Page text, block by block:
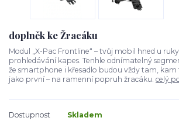
doplněk ke Žracáku
Modul „X-Pac Frontline“ – tvůj mobil hned u
prohledávání kapes. Tenhle odnímatelný
že smartphone i křesadlo budou vždy tam, kam
jako první – na ramenní popruh žracáku. celý
Dostupnost Skladem